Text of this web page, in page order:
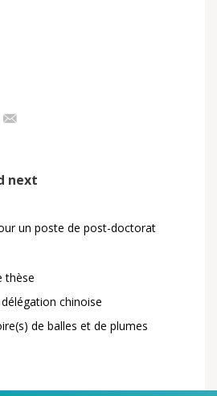
next
un poste de post-doctorat
thèse
délégation chinoise
de balles et de plumes